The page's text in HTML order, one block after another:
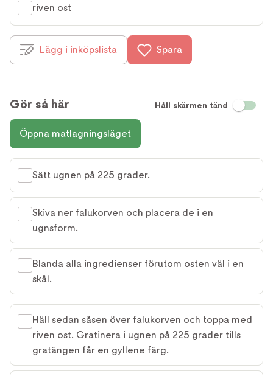
riven ost
Lägg i inköpslista Spara
Gör så här Håll skärmen tänd
Öppna matlagningsläget
Sätt ugnen på 225 grader.
Skiva ner falukorven och placera de i en
ugnsform.
Blanda alla ingredienser förutom osten väl i en
skål.
Häll sedan såsen över falukorven och toppa med
riven ost. Gratinera i ugnen på 225 grader tills
gratängen får en gyllene färg.